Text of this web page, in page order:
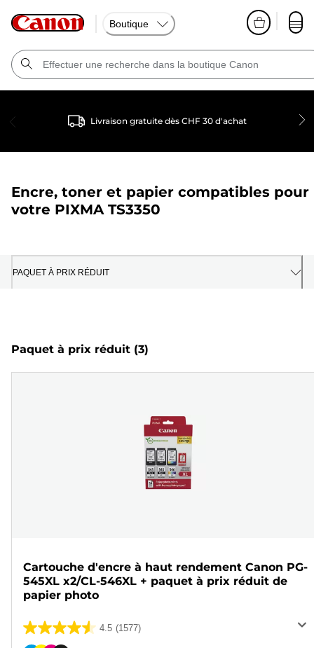
Boutique
Livraison gratuite dès CHF 30 d'achat
Encre, toner et papier compatibles pour
votre PIXMA TS3350
PAQUET À PRIX RÉDUIT
Paquet à prix réduit (3)
Cartouche d'encre à haut rendement Canon PG-
545XL x2/CL-546XL + paquet à prix réduit de
papier photo
4.5 (1577)
4.5